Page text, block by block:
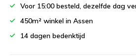
Voor 15:00 besteld, dezelfde dag
450m² winkel in Assen
14 dagen bedenktijd